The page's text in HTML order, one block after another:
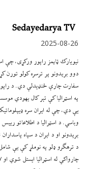
Sedayedarya TV
2025-08-26
نيويارک ټايمز راپور ورکړی، چې
دوو بریدونو پر ترسره کولو تورن
سفارت چارې ځنډېدلې دي. د
په اسټرالیا کې تېر کال یهودي
یې دي، چې له ایران سره
وباسي. د اسټرالیا د اطلاعاتو
بریدونو او د ایران د سپاه
د ترهګرو ډلو په نوملړ کې یې